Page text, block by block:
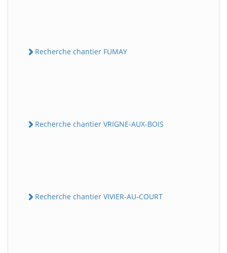
Recherche chantier FUMAY
Recherche chantier VRIGNE-AUX-BOIS
Recherche chantier VIVIER-AU-COURT